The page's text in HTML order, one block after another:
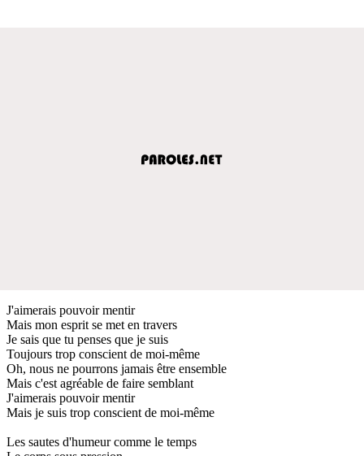
J'aimerais pouvoir mentir
Mais mon esprit se met en travers
Je sais que tu penses que je suis
Toujours trop conscient de moi-même
Oh, nous ne pourrons jamais être ensemble
Mais c'est agréable de faire semblant
J'aimerais pouvoir mentir
Mais je suis trop conscient de moi-même
Les sautes d'humeur comme le temps